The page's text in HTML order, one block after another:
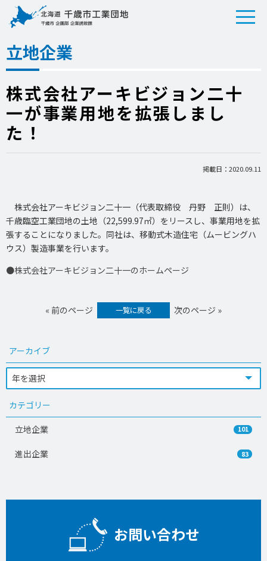
立地企業
株式会社アーキビジョン二十
一が事業用地を拡張しまし
た！
掲載日：2020.09.11
株式会社アーキビジョン二十一（代表取締役 丹野 正則）は、
千歳臨空工業団地の土地（22,599.97㎡）をリースし、事業用地を拡
張することになりました。同社は、移動式木造住宅（ムービングハ
ウス）製造事業を行います。
●株式会社アーキビジョン二十一のホームページ
« 前のページ 一覧に戻る 次のページ »
アーカイブ
カテゴリー
立地企業 101
進出企業 83
お問い合わせ